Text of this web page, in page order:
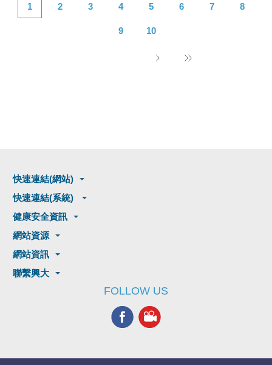
1 2 3 4 5 6 7 8
9 10
快速連結(網站)
快速連結(系統)
健康安全資訊
網站資源
網站資訊
聯繫興大
FOLLOW US